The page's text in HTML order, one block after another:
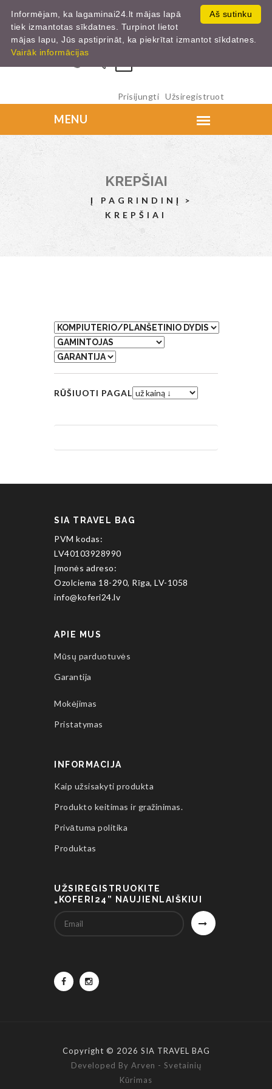
Užsiregistruot
Prisijungti
KREPŠIAI
Į PAGRINDINĮ
KREPŠIAI
RŪŠIUOTI PAGAL
SIA TRAVEL BAG
PVM kodas:
LV40103928990
Įmonės adreso:
Ozolciema 18-290, Rīga, LV-1058
info@koferi24.lv
APIE MUS
Mūsų parduotuvės
Garantija
Mokėjimas
Pristatymas
INFORMACIJA
Kaip užsisakyti produkta
Produkto keitimas ir gražinimas.
Privātuma politika
Produktas
UŽSIREGISTRUOKITE
„KOFERI24” NAUJIENLAIŠKIUI
Copyright © 2026 SIA TRAVEL BAG
Developed By Arven - Svetainių
Kūrimas
Aš sutinku
Informējam, ka lagaminai24.lt mājas lapā
tiek izmantotas sīkdatnes. Turpinot lietot
mājas lapu, Jūs apstiprināt, ka piekrītat izmantot sīkdatnes.
Vairāk informācijas